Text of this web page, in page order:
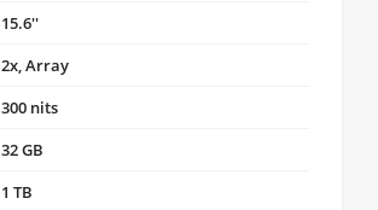
15.6''
2x, Array
300 nits
32 GB
1 TB